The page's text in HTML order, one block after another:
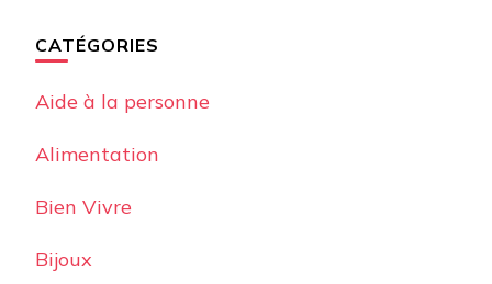
CATÉGORIES
Aide à la personne
Alimentation
Bien Vivre
Bijoux